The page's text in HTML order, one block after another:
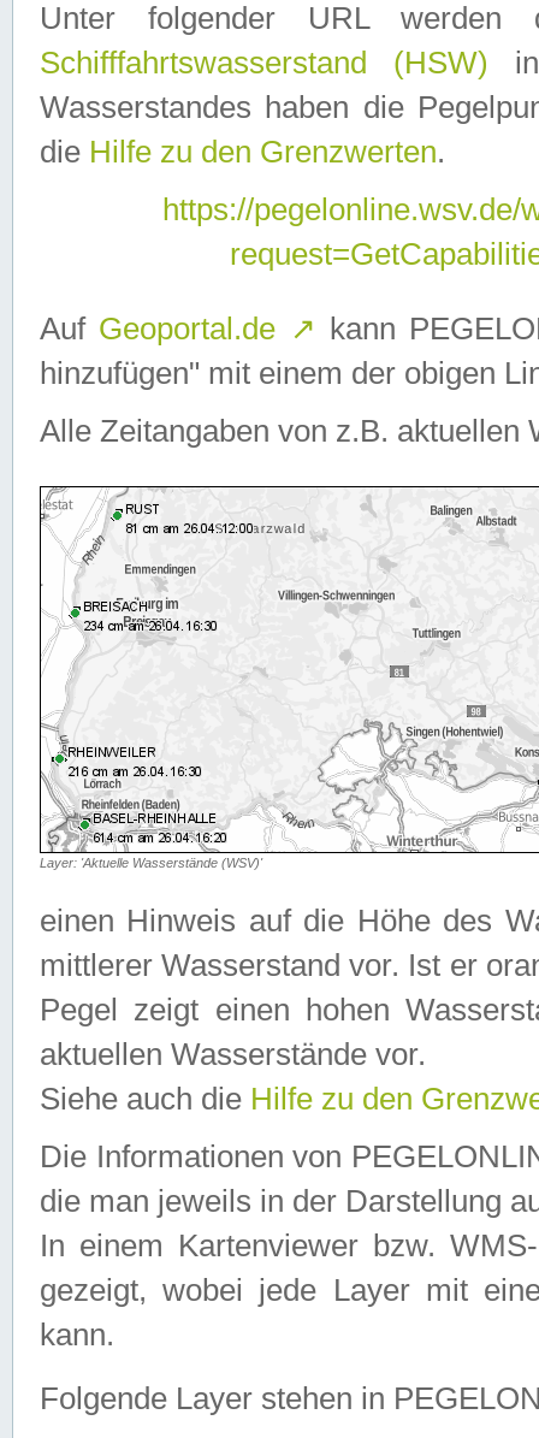
Unter folgender URL
Schifffahrtswasserstand (HSW)
Wasserstandes haben die
die Hilfe zu den Grenzwerten.
https://
Auf Geoportal.de ↗ kann
hinzufügen" mit einem der obigen
Alle Zeitangaben von z.B. aktuellen
Layer: 'Aktuelle Wasserstände (WSV)'
einen Hinweis auf die Höhe des
mittlerer Wasserstand vor. Ist er
Pegel zeigt einen hohen
aktuellen Wasserstände vor.
Siehe auch die Hilfe zu den
Die Informationen von
die man jeweils in der Darstellung
In einem Kartenviewer bzw.
gezeigt, wobei jede Layer mit
kann.
Folgende Layer stehen in